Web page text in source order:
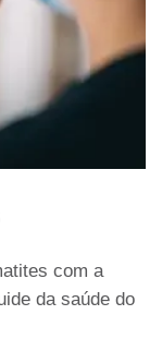
com a
da saúde do